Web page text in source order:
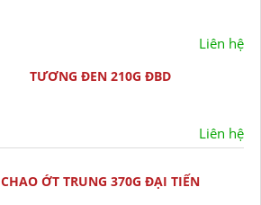
Liên hệ
TƯƠNG ĐEN 210G ĐBD
Liên hệ
CHAO ỚT TRUNG 370G ĐẠI TIẾN